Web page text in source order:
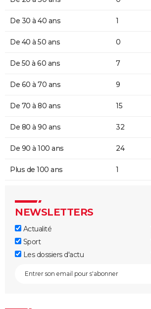
De 30 à 40 ans 1
De 40 à 50 ans 0
De 50 à 60 ans 7
De 60 à 70 ans 9
De 70 à 80 ans 15
De 80 à 90 ans 32
De 90 à 100 ans 24
Plus de 100 ans 1
NEWSLETTERS
Actualité
Sport
Les dossiers d'actu